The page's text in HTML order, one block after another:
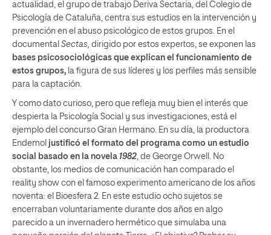
actualidad, el grupo de trabajo Deriva Sectaria, del Colegio de
Psicología de Cataluña, centra sus estudios en la intervención y
prevención en el abuso psicológico de estos grupos. En el
documental Sectas, dirigido por estos expertos, se exponen las
bases psicosociológicas que explican el funcionamiento de
estos grupos, la figura de sus líderes y los perfiles más sensible
para la captación.
Y como dato curioso, pero que refleja muy bien el interés que
despierta la Psicología Social y sus investigaciones, está el
ejemplo del concurso Gran Hermano. En su día, la productora
Endemol justificó el formato del programa como un estudio
social basado en la novela 1982, de George Orwell. No
obstante, los medios de comunicación han comparado el
reality show con el famoso experimento americano de los años
noventa: el Bioesfera 2. En este estudio ocho sujetos se
encerraban voluntariamente durante dos años en algo
parecido a un invernadero hermético que simulaba una